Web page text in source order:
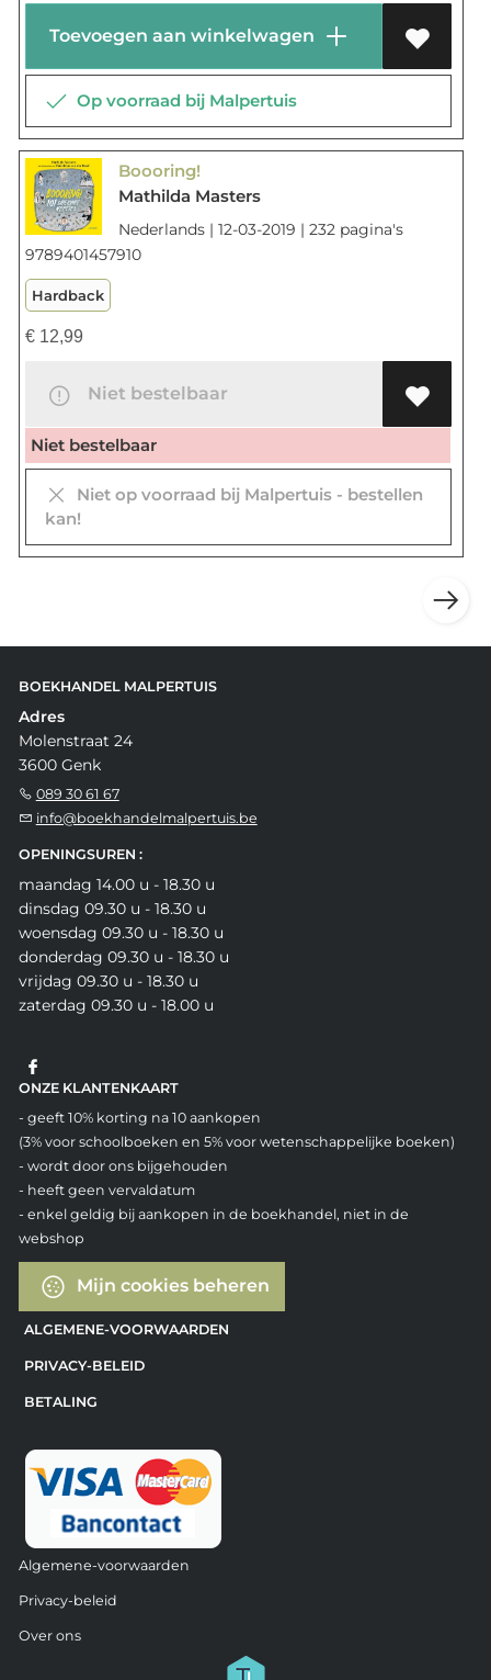
Toevoegen aan winkelwagen
Op voorraad bij Malpertuis
Boooring!
Mathilda Masters
Nederlands | 12-03-2019 | 232 pagina's
9789401457910
Hardback
€12,99
Niet bestelbaar
Niet bestelbaar
Niet op voorraad bij Malpertuis - bestellen
kan!
BOEKHANDEL MALPERTUIS
Adres
Molenstraat 24
3600 Genk
089 30 61 67
info@boekhandelmalpertuis.be
OPENINGSUREN :
maandag 14.00 u - 18.30 u
dinsdag 09.30 u - 18.30 u
woensdag 09.30 u - 18.30 u
donderdag 09.30 u - 18.30 u
vrijdag 09.30 u - 18.30 u
zaterdag 09.30 u - 18.00 u
ONZE KLANTENKAART
- geeft 10% korting na 10 aankopen
(3% voor schoolboeken en 5% voor wetenschappelijke boeken)
- wordt door ons bijgehouden
- heeft geen vervaldatum
- enkel geldig bij aankopen in de boekhandel, niet in de
webshop
Mijn cookies beheren
ALGEMENE-VOORWAARDEN
PRIVACY-BELEID
BETALING
Algemene-voorwaarden
Privacy-beleid
Over ons